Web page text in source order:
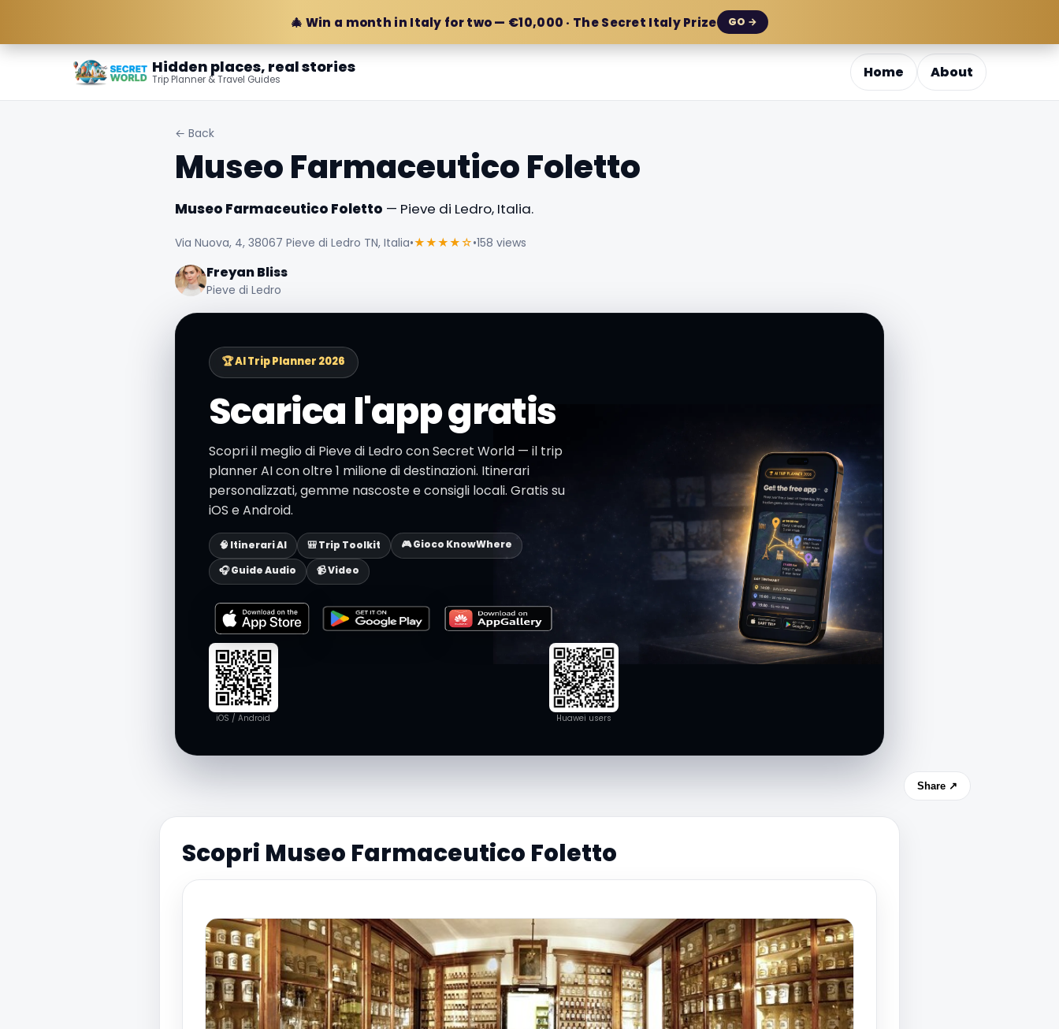
🎄 Win a month in Italy for two — €10,000 · The Secret Italy Prize GO →
Hidden places, real stories
Trip Planner & Travel Guides Home About
← Back
Museo Farmaceutico Foletto
Museo Farmaceutico Foletto — Pieve di Ledro, Italia.
Via Nuova, 4, 38067 Pieve di Ledro TN, Italia•★★★★☆•158 views
Freyan Bliss
Pieve di Ledro
🏆 AI Trip Planner 2026
Scarica l'app gratis
Scopri il meglio di Pieve di Ledro con Secret World — il trip
planner AI con oltre 1 milione di destinazioni. Itinerari
personalizzati, gemme nascoste e consigli locali. Gratis su
iOS e Android.
🧠 Itinerari AI 🎒 Trip Toolkit
🎮 Gioco KnowWhere
🎧 Guide Audio
📹 Video
iOS / Android Huawei users
Share ↗
Scopri Museo Farmaceutico Foletto